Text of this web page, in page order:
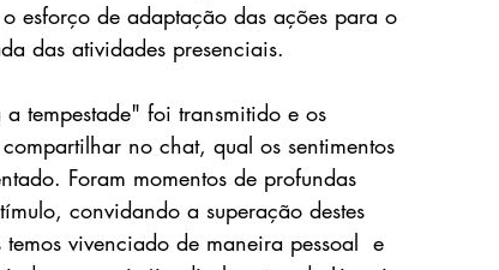
esforço de adaptação das ações para o
das atividades presenciais.
tempestade" foi transmitido e os
no chat, qual os sentimentos
Foram momentos de profundas
convidando a superação destes
temos vivenciado de maneira pessoal  e